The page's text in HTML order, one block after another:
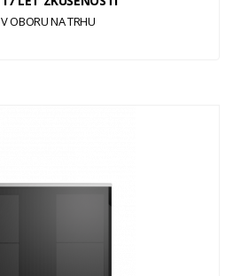
V OBORU NA TRHU